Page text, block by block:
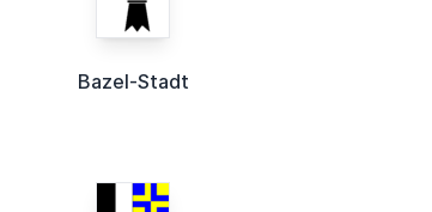
Bazel-Stadt